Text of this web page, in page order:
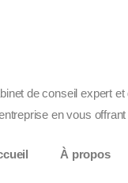
de conseil expert
en vous
À propos